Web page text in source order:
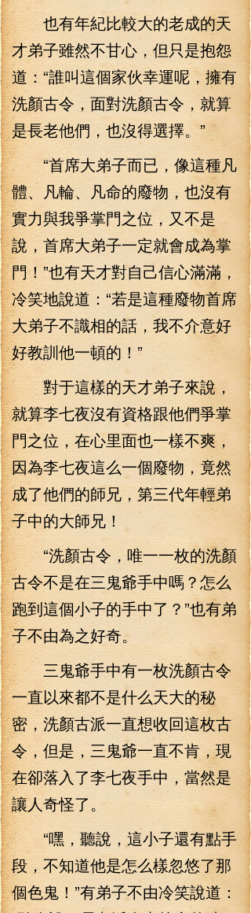
也有年紀比較大的老成的天
才弟子雖然不甘心，但只是抱怨
道：“誰叫這個家伙幸運呢，擁有
洗顏古令，面對洗顏古令，就算
是長老他們，也沒得選擇。”
“首席大弟子而已，像這種凡
體、凡輪、凡命的廢物，也沒有
實力與我爭掌門之位，又不是
說，首席大弟子一定就會成為掌
門！”也有天才對自己信心滿滿，
冷笑地說道：“若是這種廢物首席
大弟子不識相的話，我不介意好
好教訓他一頓的！”
對于這樣的天才弟子來說，
就算李七夜沒有資格跟他們爭掌
門之位，在心里面也一樣不爽，
因為李七夜這么一個廢物，竟然
成了他們的師兄，第三代年輕弟
子中的大師兄！
“洗顏古令，唯一一枚的洗顏
古令不是在三鬼爺手中嗎？怎么
跑到這個小子的手中了？”也有弟
子不由為之好奇。
三鬼爺手中有一枚洗顏古令
一直以來都不是什么天大的秘
密，洗顏古派一直想收回這枚古
令，但是，三鬼爺一直不肯，現
在卻落入了李七夜手中，當然是
讓人奇怪了。
“嘿，聽說，這小子還有點手
段，不知道他是怎么樣忽悠了那
個色鬼！”有弟子不由冷笑說道：